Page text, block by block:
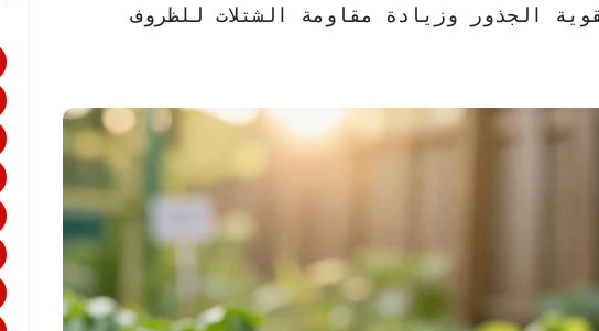
الجذور وزيادة مقاومة الشتلات للظروف